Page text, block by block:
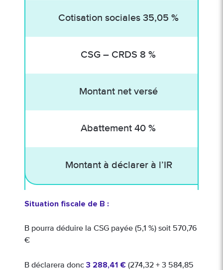
Cotisation sociales 35,05 %
CSG – CRDS 8 %
Montant net versé
Abattement 40 %
Montant à déclarer à l’IR
Situation fiscale de B :
B pourra déduire la CSG payée (5,1 %) soit 570,76
€
B déclarera donc 3 288,41 € (274,32 + 3 584,85